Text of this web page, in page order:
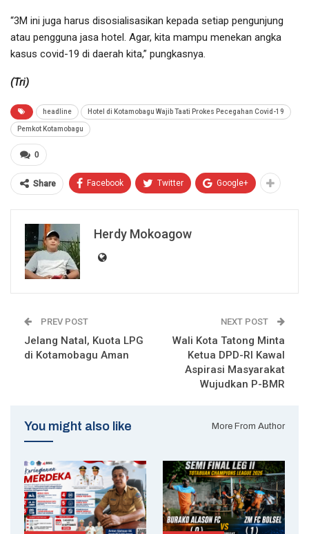
“3M ini juga harus disosialisasikan kepada setiap pengunjung
atau pengguna jasa hotel. Agar, kita mampu menekan angka
kasus covid-19 di daerah kita,” pungkasnya.
(Tri)
headline Hotel di Kotamobagu Wajib Taati Prokes Pecegahan Covid-19
Pemkot Kotamobagu
0
Share Facebook Twitter Google+
Herdy Mokoagow
PREV POST
Jelang Natal, Kuota LPG
di Kotamobagu Aman
NEXT POST
Wali Kota Tatong Minta
Ketua DPD-RI Kawal
Aspirasi Masyarakat
Wujudkan P-BMR
You might also like More From Author